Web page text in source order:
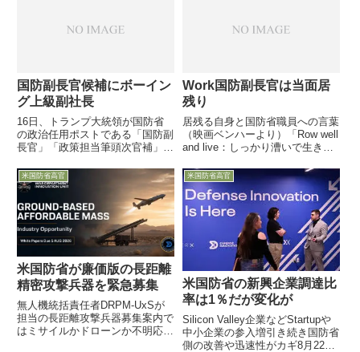
国防副長官候補にボーイン
グ上級副社長
16日、トランプ大統領が国防省
の政治任用ポストである「国防副
長官」「政策担当筆頭次官補」
当次官補」などの候補者を発表
し、副長官ポストにはトランプ大
統領との親密な関係が話題のボー
イング社副社長の名前が挙がりま
した...
Work国防副長官は当面居
残り
居残る自身と国防省職員への言葉
（映画ベンハーより）「Row well
and live：しっかり漕いで生き延
送別式がペンタゴン内のホールで
行われましたが、その場で副長官
自身から「私の後任者が議会で承
認される...
米国防省高官
米国防省が廉価版の長距離
精密攻撃兵器を緊急募集
無人機統括責任者DRPM-UxSが
担当の長距離攻撃兵器募集案内で
はミサイルかドローンか不明応募
米国防省高官
米国防省の新興企業調達比
率は1％だが変化が
Silicon Valley企業などStartupや
中小企業の参入増引き続き国防省
側の改善や迅速性がカギ8月22日